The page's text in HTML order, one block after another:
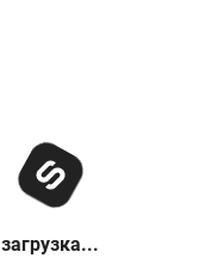
загрузка...